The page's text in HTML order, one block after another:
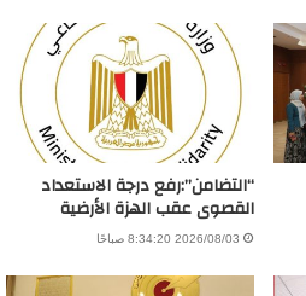
“التضامن”:رفع درجة الاستعداد
القصوى عقب الهزة الأرضية
2026/08/03 8:34:20 صباحًا